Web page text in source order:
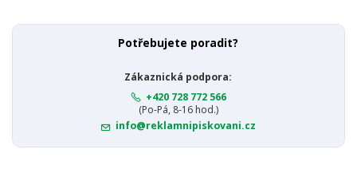
Potřebujete poradit?
Zákaznická podpora:
+420 728 772 566
(Po-Pá, 8-16 hod.)
info@reklamnipiskovani.cz